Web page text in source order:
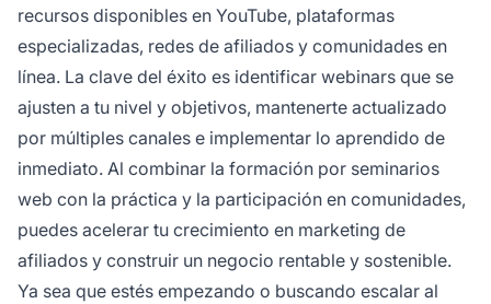
recursos disponibles en YouTube, plataformas
especializadas, redes de afiliados y comunidades en
línea. La clave del éxito es identificar webinars que se
ajusten a tu nivel y objetivos, mantenerte actualizado
por múltiples canales e implementar lo aprendido de
inmediato. Al combinar la formación por seminarios
web con la práctica y la participación en comunidades,
puedes acelerar tu crecimiento en marketing de
afiliados y construir un negocio rentable y sostenible.
Ya sea que estés empezando o buscando escalar al